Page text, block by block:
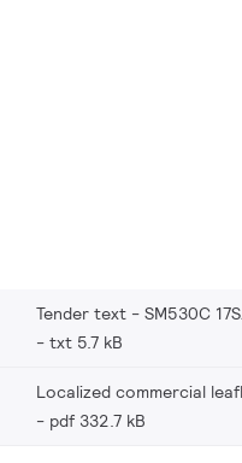
Tender text - SM530C
txt 5.7 kB
Localized commercial
pdf 332.7 kB